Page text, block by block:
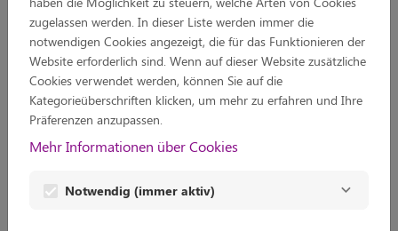
gemäß Art. 16 DSGVO unverzüglich die
Berichtigung unrichtiger oder Vervollständigung
Ihrer bei uns gespeicherten personenbezogenen
Daten zu verlangen,
gemäß Art. 17 DSGVO die Löschung Ihrer bei uns
gespeicherten personenbezogenen Daten zu
verlangen,
gemäß Art. 18 DSGVO die Einschränkung der
verlangen,
gemäß Art. 20 DSGVO Ihre personenbezogenen
zugelassen werden. In dieser Liste werden immer die
notwendigen Cookies angezeigt, die für das Funktionieren der
Website erforderlich sind. Wenn auf dieser Website zusätzliche
Cookies verwendet werden, können Sie auf die
Kategorieüberschriften klicken, um mehr zu erfahren und Ihre
Präferenzen anzupassen.
Mehr Informationen über Cookies
Notwendig (immer aktiv)